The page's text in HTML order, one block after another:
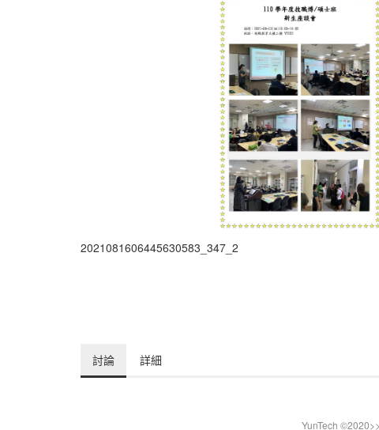
2021081606445630583_347_2
討論 詳細
YunTech